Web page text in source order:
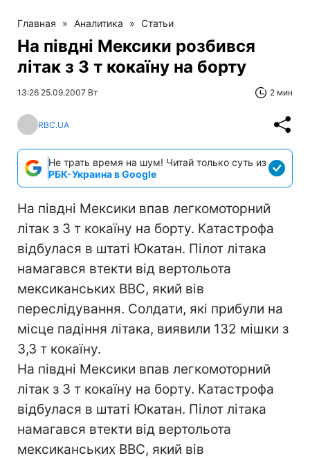
Главная » Аналитика » Статьи
На півдні Мексики розбився
літак з 3 т кокаїну на борту
13:26 25.09.2007 Вт 2 мин
RBC.UA
Не трать время на шум! Читай только суть из
РБК-Украина в Google
На півдні Мексики впав легкомоторний
літак з 3 т кокаїну на борту. Катастрофа
відбулася в штаті Юкатан. Пілот літака
намагався втекти від вертольота
мексиканських ВВС, який вів
переслідування. Солдати, які прибули на
місце падіння літака, виявили 132 мішки з
3,3 т кокаїну.
На півдні Мексики впав легкомоторний
літак з 3 т кокаїну на борту. Катастрофа
відбулася в штаті Юкатан. Пілот літака
намагався втекти від вертольота
мексиканських ВВС, який вів